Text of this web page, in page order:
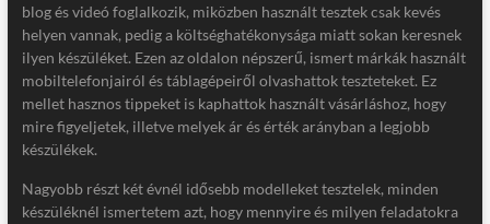
blog és videó foglalkozik, miközben használt tesztek csak kevés
helyen vannak, pedig a költséghatékonysága miatt sokan keresnek
ilyen készüléket. Ezen az oldalon népszerű, ismert márkák használt
mobiltelefonjairól és táblagépeiről olvashattok teszteteket. Ez
mellet hasznos tippeket is kaphattok használt vásárláshoz, hogy
mire figyeljetek, illetve melyek ár és érték arányban a legjobb
készülékek.
Nagyobb részt két évnél idősebb modelleket tesztelek, minden
készüléknél ismertetem azt, hogy mennyire és milyen feladatokra